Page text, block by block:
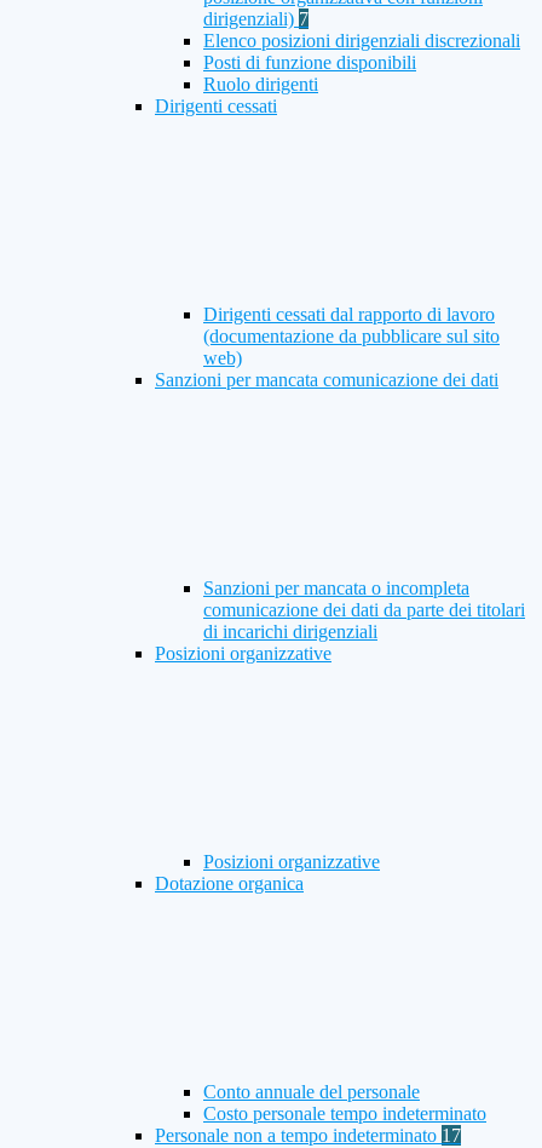
dirigenziali) 7
Elenco posizioni dirigenziali discrezionali
Posti di funzione disponibili
Ruolo dirigenti
Dirigenti cessati
Dirigenti cessati dal rapporto di lavoro
(documentazione da pubblicare sul sito
web)
Sanzioni per mancata comunicazione dei dati
Sanzioni per mancata o incompleta
comunicazione dei dati da parte dei titolari
di incarichi dirigenziali
Posizioni organizzative
Posizioni organizzative
Dotazione organica
Conto annuale del personale
Costo personale tempo indeterminato
Personale non a tempo indeterminato 17